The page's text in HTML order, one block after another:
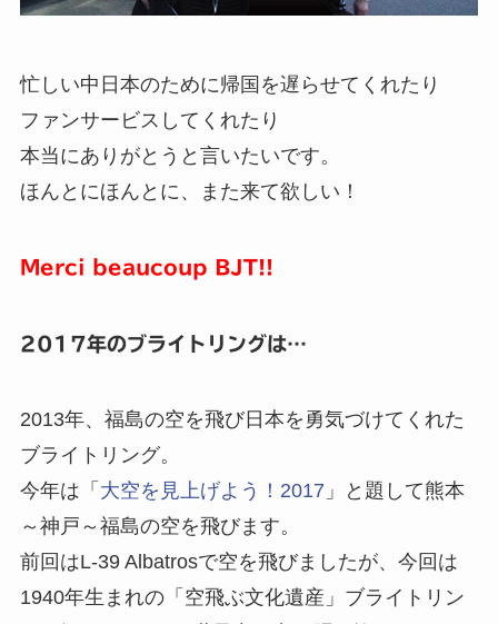
忙しい中日本のために帰国を遅らせてくれたり
ファンサービスしてくれたり
本当にありがとうと言いたいです。
ほんとにほんとに、また来て欲しい！
Merci beaucoup BJT!!
2017年のブライトリングは…
2013年、福島の空を飛び日本を勇気づけてくれた
ブライトリング。
今年は「 大空を見上げよう！2017 」と題して熊本
～神戸～福島の空を飛びます。
前回はL-39 Albatrosで空を飛びましたが、今回は
1940年生まれの「空飛ぶ文化遺産」ブライトリン